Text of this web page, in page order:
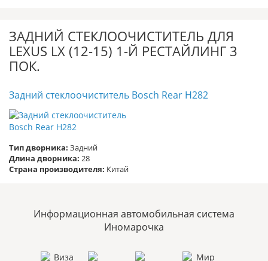
ЗАДНИЙ СТЕКЛООЧИСТИТЕЛЬ ДЛЯ
LEXUS LX (12-15) 1-Й РЕСТАЙЛИНГ 3
ПОК.
Задний стеклоочиститель Bosch Rear H282
Тип дворника: Задний
Длина дворника: 28
Страна производителя: Китай
Информационная автомобильная система
Иномарочка